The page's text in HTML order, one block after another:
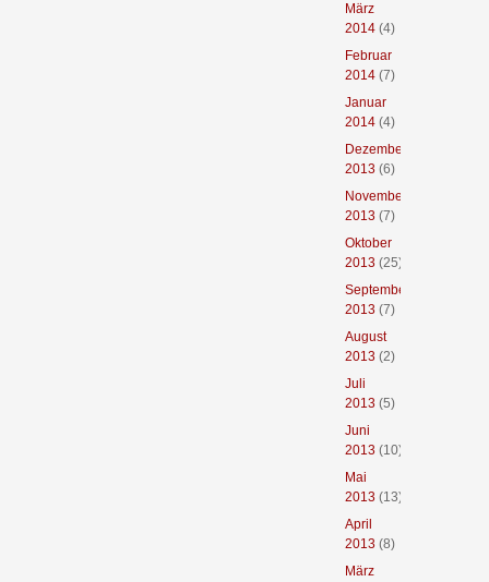
März
2014(4)
Februar
2014(7)
Januar
2014(4)
Dezember
2013 (6)
November
2013 (7)
Oktober
2013 (25)
September
2013 (7)
August
2013 (2)
Juli
2013 (5)
Juni
2013 (10)
Mai
2013 (13)
April
2013 (8)
März